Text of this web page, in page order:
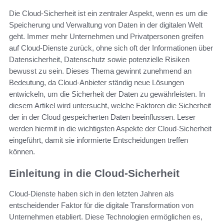
Die Cloud-Sicherheit ist ein zentraler Aspekt, wenn es um die
Speicherung und Verwaltung von Daten in der digitalen Welt
geht. Immer mehr Unternehmen und Privatpersonen greifen
auf Cloud-Dienste zurück, ohne sich oft der Informationen über
Datensicherheit, Datenschutz sowie potenzielle Risiken
bewusst zu sein. Dieses Thema gewinnt zunehmend an
Bedeutung, da Cloud-Anbieter ständig neue Lösungen
entwickeln, um die Sicherheit der Daten zu gewährleisten. In
diesem Artikel wird untersucht, welche Faktoren die Sicherheit
der in der Cloud gespeicherten Daten beeinflussen. Leser
werden hiermit in die wichtigsten Aspekte der Cloud-Sicherheit
eingeführt, damit sie informierte Entscheidungen treffen
können.
Einleitung in die Cloud-Sicherheit
Cloud-Dienste haben sich in den letzten Jahren als
entscheidender Faktor für die digitale Transformation von
Unternehmen etabliert. Diese Technologien ermöglichen es,